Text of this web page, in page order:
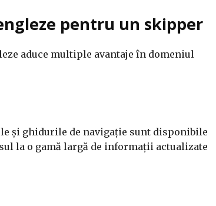
pentru un skipper
aduce multiple avantaje în domeniul
și ghidurile de navigație sunt disponibile
la o gamă largă de informații actualizate